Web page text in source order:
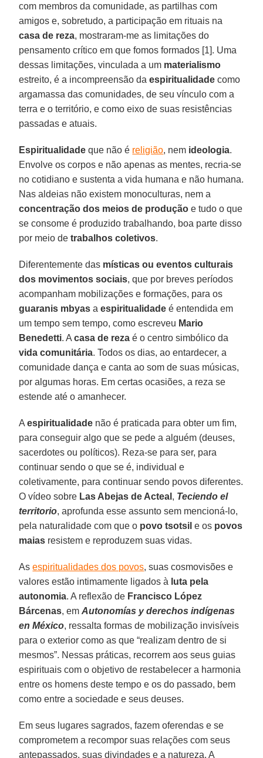
com membros da comunidade, as partilhas com
amigos e, sobretudo, a participação em rituais na
casa de reza, mostraram-me as limitações do
pensamento crítico em que fomos formados [1]. Uma
dessas limitações, vinculada a um materialismo
estreito, é a incompreensão daespiritualidade como
argamassa das comunidades, de seu vínculo com a
terra e o território, e como eixo de suas resistências
passadas e atuais.
Espiritualidade que não é religião, nem ideologia.
Envolve os corpos e não apenas as mentes, recria-se
no cotidiano e sustenta a vida humana e não humana.
Nas aldeias não existem monoculturas, nem a
concentração dos meios de produção e tudo o que
se consome é produzido trabalhando, boa parte disso
por meio detrabalhos coletivos.
Diferentemente das místicas ou eventos culturais
dos movimentos sociais, que por breves períodos
acompanham mobilizações e formações, para os
guaranis mbyas aespiritualidade é entendida em
um tempo sem tempo, como escreveu Mario
Benedetti. Acasa de reza é o centro simbólico da
vida comunitária. Todos os dias, ao entardecer, a
comunidade dança e canta ao som de suas músicas,
por algumas horas. Em certas ocasiões, a reza se
estende até o amanhecer.
Aespiritualidade não é praticada para obter um fim,
para conseguir algo que se pede a alguém (deuses,
sacerdotes ou políticos). Reza-se para ser, para
continuar sendo o que se é, individual e
coletivamente, para continuar sendo povos diferentes.
O vídeo sobre Las Abejas de Acteal , Teciendo el
territorio, aprofunda esse assunto sem mencioná-lo,
pela naturalidade com que o povo tsotsil e os povos
maias resistem e reproduzem suas vidas.
Asespiritualidades dos povos, suas cosmovisões e
valores estão intimamente ligados à luta pela
autonomia. A reflexão de Francisco López
Bárcenas, emAutonomías y derechos indígenas
en México, ressalta formas de mobilização invisíveis
para o exterior como as que “realizam dentro de si
mesmos”. Nessas práticas, recorrem aos seus guias
espirituais com o objetivo de restabelecer a harmonia
entre os homens deste tempo e os do passado, bem
como entre a sociedade e seus deuses.
Em seus lugares sagrados, fazem oferendas e se
comprometem a recompor suas relações com seus
antepassados, suas divindades e a natureza. A